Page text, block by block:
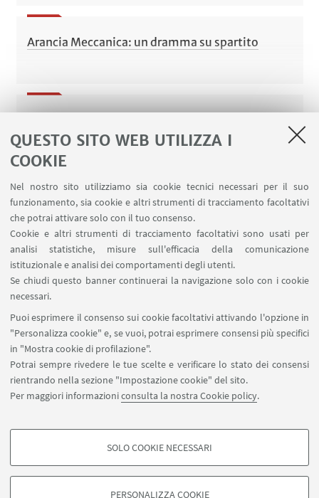
QUESTO SITO WEB UTILIZZA I
COOKIE
Nel nostro sito utilizziamo sia cookie tecnici necessari per il suo
funzionamento, sia cookie e altri strumenti di tracciamento facoltativi
che potrai attivare solo con il tuo consenso.
Cookie e altri strumenti di tracciamento facoltativi sono usati per
analisi statistiche, misure sull'efficacia della comunicazione
istituzionale e analisi dei comportamenti degli utenti.
Se chiudi questo banner continuerai la navigazione solo con i cookie
necessari.
Puoi esprimere il consenso sui cookie facoltativi attivando l'opzione in
"Personalizza cookie" e, se vuoi, potrai esprimere consensi più specifici
in "Mostra cookie di profilazione".
Potrai sempre rivedere le tue scelte e verificare lo stato dei consensi
rientrando nella sezione "Impostazione cookie" del sito.
Per maggiori informazioniconsulta la nostra Cookie policy.
COOKIE DI PROFILAZIONE - FACOLTATIVI
SOLO COOKIE NECESSARI
PERSONALIZZA COOKIE
Arancia Meccanica: un dramma su spartito
Blade Runner: la memoria immortale di un
replicante
Statua della Libertà: un mito ricoperto di carta
Seguici su: